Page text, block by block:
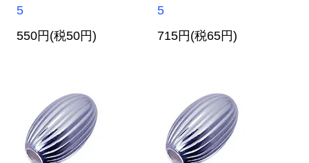
5
550円(税50円)
5
715円(税65円)